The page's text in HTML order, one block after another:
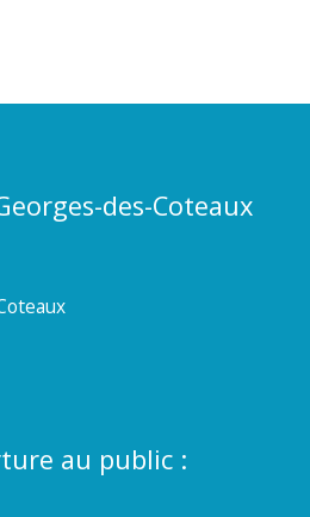
des-Coteaux
au public :